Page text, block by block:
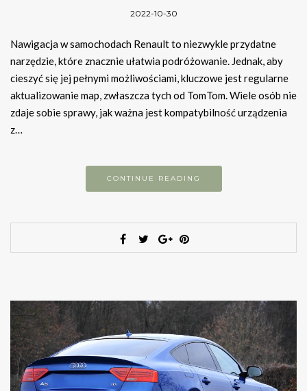
2022-10-30
Nawigacja w samochodach Renault to niezwykle przydatne
narzędzie, które znacznie ułatwia podróżowanie. Jednak, aby
cieszyć się jej pełnymi możliwościami, kluczowe jest regularne
aktualizowanie map, zwłaszcza tych od TomTom. Wiele osób nie
zdaje sobie sprawy, jak ważna jest kompatybilność urządzenia
z…
CONTINUE READING